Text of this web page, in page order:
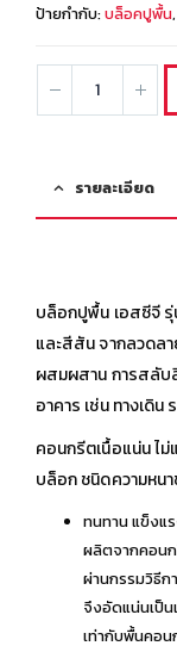
ป้ายกำกับ:บล็อคปูพื้น,
รายละเอียด
บล็อกปูพื้น เอสซีจี รุ่
และสีสัน จากลวดล
ผสมผสาน การสลับ
อาคาร เช่น ทางเดิ
คอนกรีตเนื้อแน่น ไ
บล็อก ชนิดความหนา
ทนทาน แข็งแ
ผลิตจากคอน
ผ่านกรรมวิธี
จึงอัดแน่นเป็น
เท่ากับพื้นคอ